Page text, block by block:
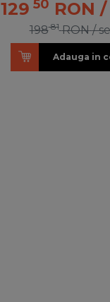
129 50 RON /
19881 RON /
Adauga in